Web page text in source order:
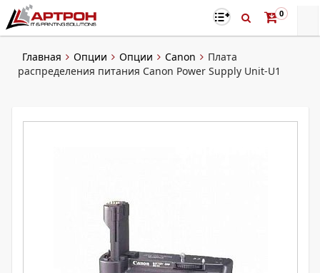
0
Главная Опции Опции Canon
Плата
распределения питания Canon Power Supply Unit-U1